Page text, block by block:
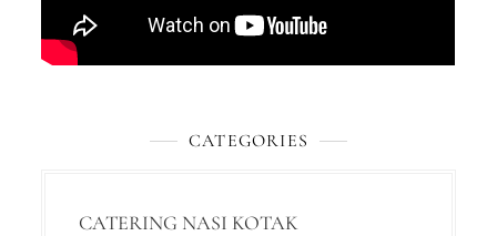
CATEGORIES
CATERING NASI KOTAK